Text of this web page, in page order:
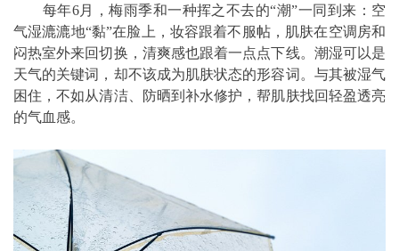
每年6月，梅雨季和一种挥之不去的“潮”一同到来：空
气湿漉漉地“黏”在脸上，妆容跟着不服帖，肌肤在空调房和
闷热室外来回切换，清爽感也跟着一点点下线。潮湿可以是
天气的关键词，却不该成为肌肤状态的形容词。与其被湿气
困住，不如从清洁、防晒到补水修护，帮肌肤找回轻盈透亮
的气血感。